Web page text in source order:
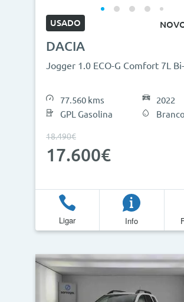
USADO
DACIA
Jogger 1.0 ECO-G Comfort 7L
77.560 kms
GPL Gasolina
2022
Branco
18.490€
17.600€
Ligar Info